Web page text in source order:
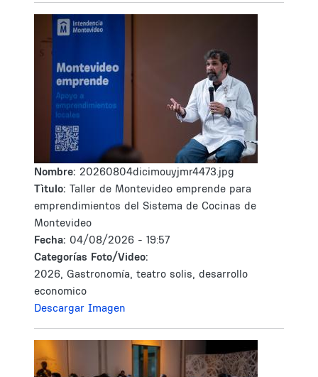
Nombre: 20260804dicimouyjmr4473.jpg
Tìtulo: Taller de Montevideo emprende para
emprendimientos del Sistema de Cocinas de
Montevideo
Fecha: 04/08/2026 - 19:57
Categorías Foto/Video:
2026, Gastronomía, teatro solis, desarrollo
economico
Descargar Imagen